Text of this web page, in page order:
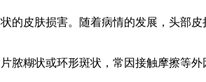
皮肤损害。随着病情的发展，头部皮
糊状或环形斑状，常因接触摩擦等外